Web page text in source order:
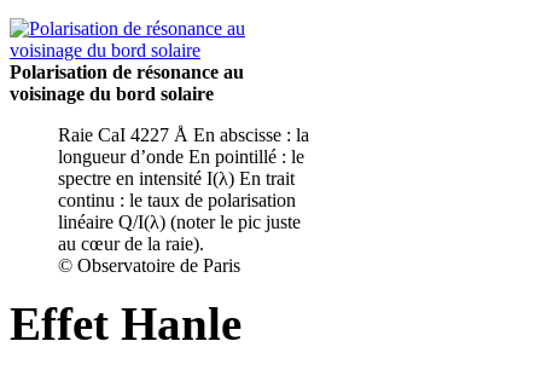
Polarisation de résonance au
voisinage du bord solaire
Raie CaI 4227 Å En abscisse : la
longueur d’onde En pointillé : le
spectre en intensité I(λ) En trait
continu : le taux de polarisation
linéaire Q/I(λ) (noter le pic juste
au cœur de la raie).
© Observatoire de Paris
Effet Hanle